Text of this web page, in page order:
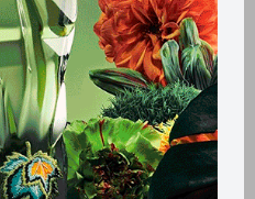
en tiendas
pueden interesar